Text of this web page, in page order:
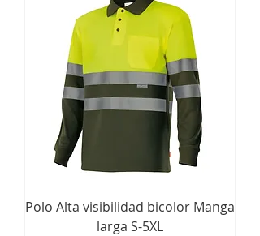
Polo Alta visibilidad bicolor Manga
larga S-5XL